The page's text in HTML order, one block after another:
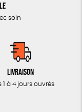
soin
Livraison
1 à 4 jours ouvrés